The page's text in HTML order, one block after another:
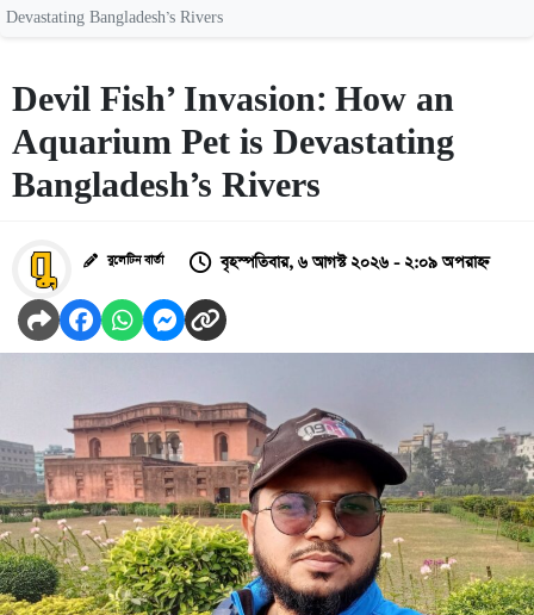
Devastating Bangladesh’s Rivers
Devil Fish’ Invasion: How an
Aquarium Pet is Devastating
Bangladesh’s Rivers
বুলেটিন বার্তা বৃহস্পতিবার, ৬ আগস্ট ২০২৬ - ২:০৯ অপরাহ্ন